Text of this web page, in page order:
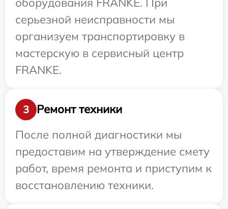
серьезной неисправности мы
организуем транспортировку в
мастерскую в сервисный центр
FRANKE.
3
Ремонт техники
После полной диагностики мы
предоставим на утверждение смету
работ, время ремонта и приступим к
восстановлению техники.